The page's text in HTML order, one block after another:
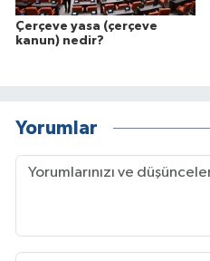
Çerçeve yasa (çerçeve
kanun) nedir?
Yorumlar